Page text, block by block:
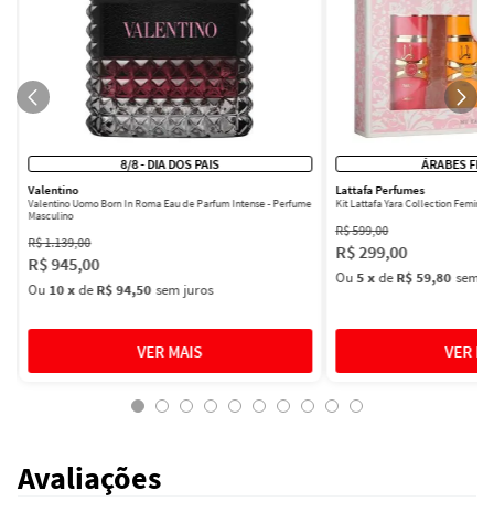
8/8 - DIA DOS PAIS
Valentino
Valentino Uomo Born In Roma Eau de Parfum Intense - Perfume
Masculino
R$1.139,00
R$945,00
Ou 10xdeR$ 94,50 sem juros
ÁRABES
Lattafa Perfumes
Kit Lattafa Yara Collection
R$599,00
R$299,00
Ou5xdeR$ 59,80 sem
Avaliações